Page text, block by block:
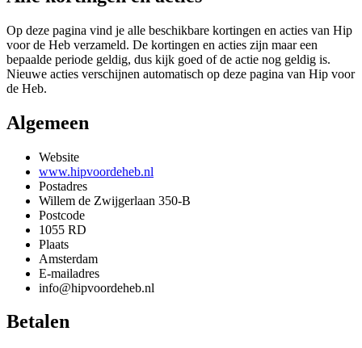
Op deze pagina vind je alle beschikbare kortingen en acties van Hip
voor de Heb verzameld. De kortingen en acties zijn maar een
bepaalde periode geldig, dus kijk goed of de actie nog geldig is.
Nieuwe acties verschijnen automatisch op deze pagina van Hip voor
de Heb.
Algemeen
Website
www.hipvoordeheb.nl
Postadres
Willem de Zwijgerlaan 350-B
Postcode
1055 RD
Plaats
Amsterdam
E-mailadres
info@hipvoordeheb.nl
Betalen